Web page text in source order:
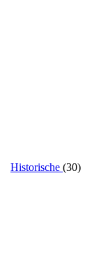
Historische (30)